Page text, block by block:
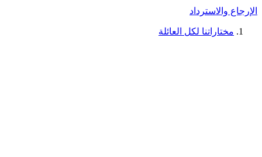
الإرجاع والاسترداد
مختاراتنا لكل العائلة